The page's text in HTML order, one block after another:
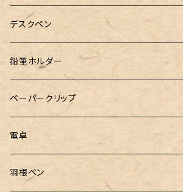
&Liebe(アンドリーベ)
デスクペン
24季 スタビライズドウッド
鉛筆ホルダー
LOGステーショナリー
ペーパークリップ
電卓
CASIO（カシオ）
羽根ペン